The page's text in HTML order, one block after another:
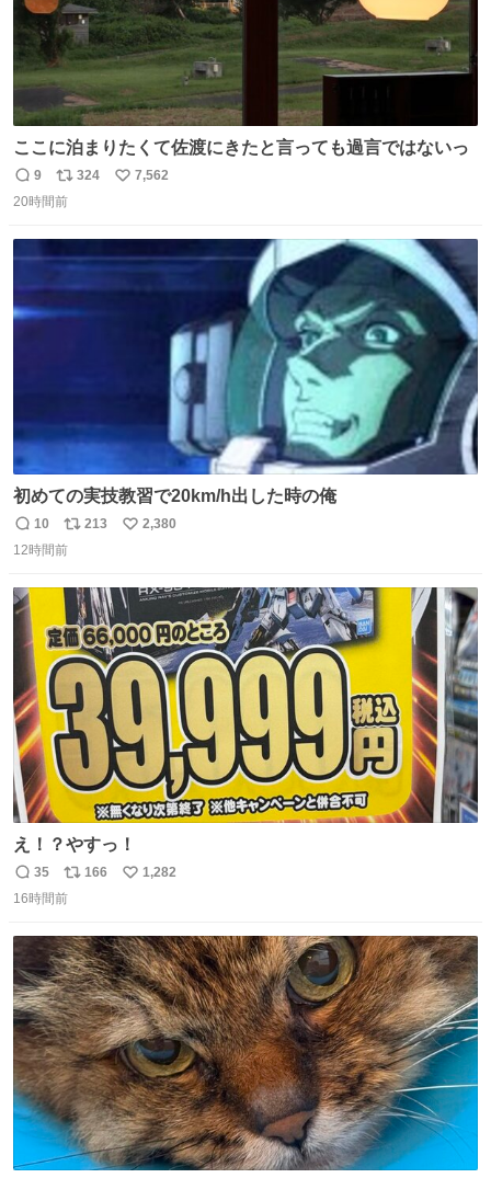
ここに泊まりたくて佐渡にきたと言っても過言ではないっ
返
信
9
リ
ポ
ト
324
い
数
7,562
20時間前
初めての実技教習で20km/h出した時の俺
返
信
10
リ
ポ
ト
数
213
い
数
2,380
12時間前
え！？やすっ！
返
信
35
リ
ポ
ト
数
166
い
数
1,282
16時間前